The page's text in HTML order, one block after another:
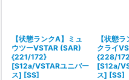
【状態ランクA】ミュ
ウツーVSTAR (SAR)
{221/172}
[S12a/VSTARユニバー
ス] [SS]
【状態
クライ
{228/
[S12a/
ス] [SS]